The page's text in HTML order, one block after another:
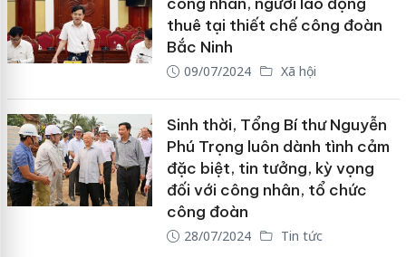
thuê tại thiết chế công đoàn
Bắc Ninh
09/07/2024 Xã hội
Sinh thời, Tổng Bí thư Nguyễn
Phú Trọng luôn dành tình cảm
đặc biệt, tin tưởng, kỳ vọng
đối với công nhân, tổ chức
công đoàn
28/07/2024 Tin tức